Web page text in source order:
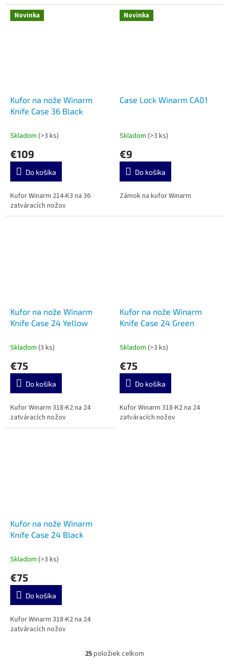
Novinka
Kufor na nože Winarm
Knife Case 36 Black
Skladom (>3 ks)
€109
Do košíka
Kufor Winarm 214-K3 na 36
zatváracích nožov
Novinka
Case Lock Winarm CA01
Skladom (>3 ks)
€9
Do košíka
Zámok na kufor Winarm
Kufor na nože Winarm
Knife Case 24 Yellow
Skladom (3 ks)
€75
Do košíka
Kufor Winarm 318-K2 na 24
zatváracích nožov
Kufor na nože Winarm
Knife Case 24 Green
Skladom (>3 ks)
€75
Do košíka
Kufor Winarm 318-K2 na 24
zatváracích nožov
Kufor na nože Winarm
Knife Case 24 Black
Skladom (>3 ks)
€75
Do košíka
Kufor Winarm 318-K2 na 24
zatváracích nožov
O
25položiek celkom